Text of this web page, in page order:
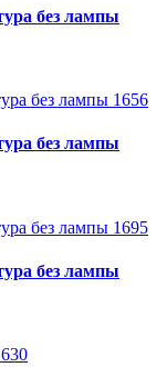
без лампы
без лампы
без лампы